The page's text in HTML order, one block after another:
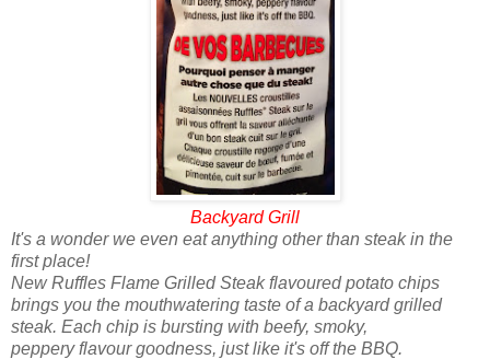
Backyard Grill
It's a wonder we even eat anything other than steak in the
first place!
New Ruffles Flame Grilled Steak flavoured potato chips
brings you the mouthwatering taste of a backyard grilled
steak. Each chip is bursting with beefy, smoky,
peppery flavour goodness, just like it's off the BBQ.